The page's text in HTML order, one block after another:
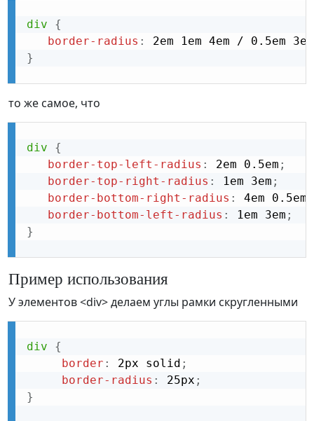
div
{
border-radius :
2em 1em 4em / 0.5em 3em
}
то же самое, что
div
{
border-top-left-radius : 2em 0.5em ;
border-top-right-radius : 1em 3em ;
border-bottom-right-radius : 4em 0.5em
border-bottom-left-radius : 1em 3em ;
}
Пример использования
У элементов <div> делаем углы рамки скругленными
div
{
border : 2px solid ;
border-radius : 25px ;
}